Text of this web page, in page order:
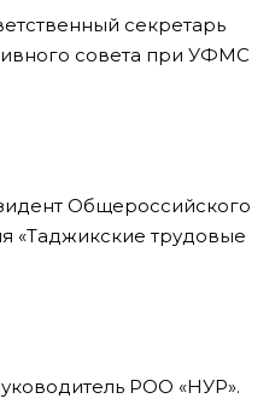
секретарь
совета при УФМС
Общероссийского
«Таджикские трудовые
РОО «НУР».